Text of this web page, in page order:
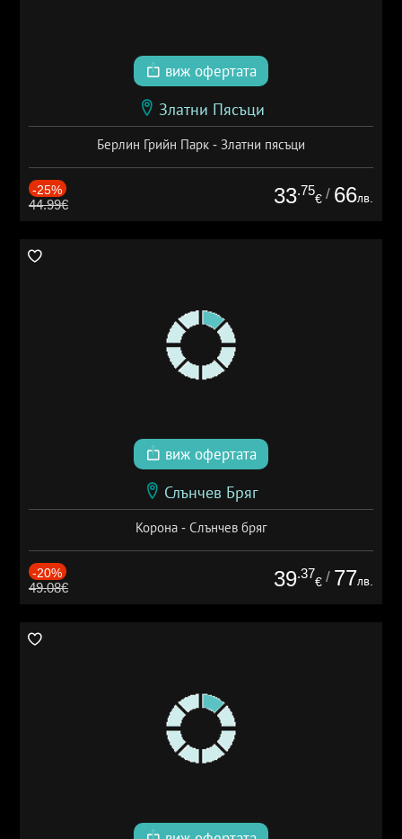
виж офертата
Златни Пясъци
Берлин Грийн Парк - Златни пясъци
-25%
44.99€ 33.75
€ / 66лв.
виж офертата
Слънчев Бряг
Корона - Слънчев бряг
-20%
49.08€ 39.37
€ / 77лв.